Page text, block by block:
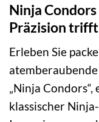
Ninja
Präzision trifft
Erleben Sie
„Ninja Condors“,
klassischer